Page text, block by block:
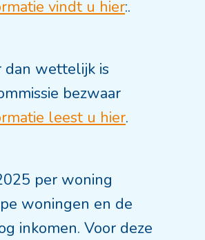
vindt u hier:.
dan wettelijk is
bezwaar
leest u hier.
per woning
woningen en de
inkomen. Voor deze